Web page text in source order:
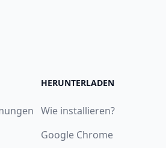
HERUNTERLADEN
Wie installieren?
Google Chrome